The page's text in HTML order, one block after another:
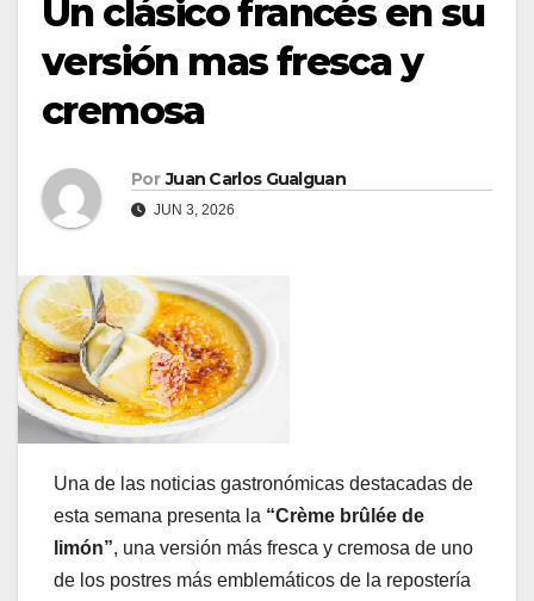
Un clásico francés en su
versión mas fresca y
cremosa
Por Juan Carlos Gualguan
JUN 3, 2026
Una de las noticias gastronómicas destacadas de
esta semana presenta la “Crème brûlée de
limón”, una versión más fresca y cremosa de uno
de los postres más emblemáticos de la repostería